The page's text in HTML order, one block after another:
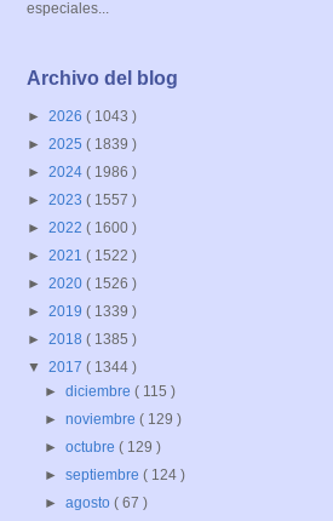
especiales...
Archivo del blog
► 2026 ( 1043 )
► 2025 ( 1839 )
► 2024 ( 1986 )
► 2023 ( 1557 )
► 2022 ( 1600 )
► 2021 ( 1522 )
► 2020 ( 1526 )
► 2019 ( 1339 )
► 2018 ( 1385 )
▼ 2017 ( 1344 )
►diciembre( 115 )
►noviembre( 129 )
►octubre( 129 )
►septiembre( 124 )
►agosto( 67 )